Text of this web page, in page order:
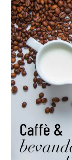
l’alternativa
plant
based
per
il
tuo
caffè
Bin